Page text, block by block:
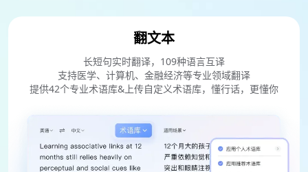
翻文本
长短句实时翻译，109种语言互译
支持医学、计算机、金融经济等专业领域翻译
提供42个专业术语库&上传自定义术语库，懂行话，更懂你